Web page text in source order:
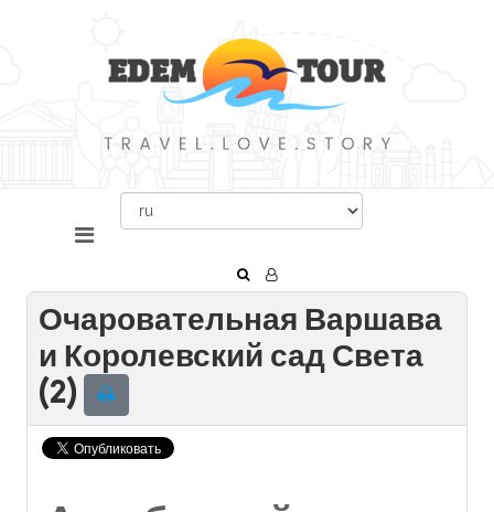
Очаровательная Варшава
и Королевский сад Света
(2)